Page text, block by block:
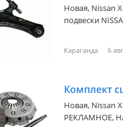
Новая, Nissan
подвески
Караганда 6
Комплект
Новая, Nissan
РЕКЛАМНОЕ,